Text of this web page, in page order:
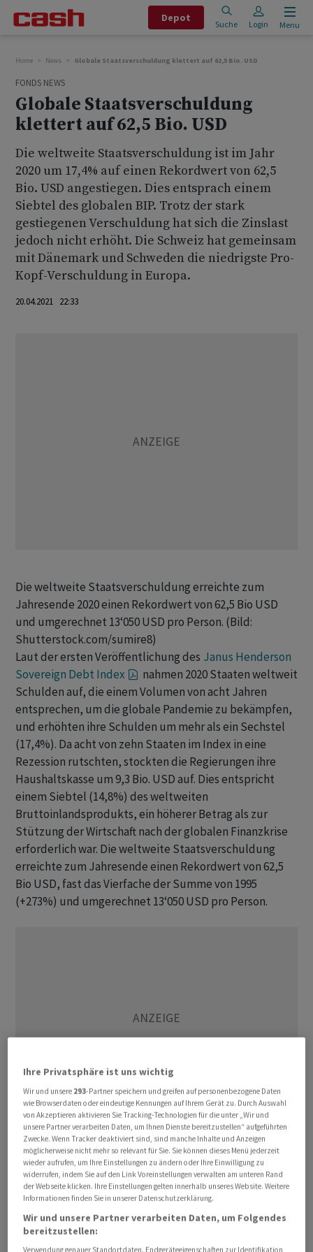
Depot
Suche Login Menu
Home News Globale Staatsverschuldung klettert auf 62,5 Bio. USD
FONDS NEWS
Globale Staatsverschuldung
klettert auf 62,5 Bio. USD
Die weltweite Staatsverschuldung ist im Jahr
2020 um 17,4% auf einen Rekordwert von 62,5
Bio. USD angestiegen. Dies entsprach einem
Siebtel des globalen BIP. Trotz der stark
gestiegenen Verschuldung hat sich die Zinslast
jedoch nicht erhöht. Die Schweiz hat gemeinsam
mit Dänemark und Schweden die niedrigste Pro-
Kopf-Verschuldung in Europa.
20.04.2021 22:33
Die weltweite Staatsverschuldung erreichte zum
Jahresende 2020 einen Rekordwert von 62,5 Bio USD
und umgerechnet 13‘050 USD pro Person. (Bild:
Shutterstock.com/sumire8)
Laut der ersten Veröffentlichung des Janus Henderson
Sovereign Debt Index
nahmen 2020 Staaten weltweit
Schulden auf, die einem Volumen von acht Jahren
entsprechen, um die globale Pandemie zu bekämpfen,
und erhöhten ihre Schulden um mehr als ein Sechstel
(17,4%). Da acht von zehn Staaten im Index in eine
Rezession rutschten, stockten die Regierungen ihre
Haushaltskasse um 9,3 Bio. USD auf. Dies entspricht
einem Siebtel (14,8%) des weltweiten
Bruttoinlandsprodukts, ein höherer Betrag als zur
Stützung der Wirtschaft nach der globalen Finanzkrise
erforderlich war. Die weltweite Staatsverschuldung
erreichte zum Jahresende einen Rekordwert von 62,5
Bio USD, fast das Vierfache der Summe von 1995
(+273%) und umgerechnet 13‘050 USD pro Person.
Globale Staatsverschuldung und Verzinsung
Quelle: Janus Henderson
Quelle: Janus Henderson
Ihre Privatsphäre ist uns wichtig
Wir und unsere 293-Partner speichern und greifen auf personenbezogene Daten
wie Browserdaten oder eindeutige Kennungen auf Ihrem Gerät zu. Durch Auswahl
von Akzeptieren aktivieren Sie Tracking-Technologien für die unter „Wir und
unsere Partner verarbeiten Daten, um Ihnen Dienste bereitzustellen“ aufgeführten
Zwecke. Wenn Tracker deaktiviert sind, sind manche Inhalte und Anzeigen
möglicherweise nicht mehr so relevant für Sie. Sie können dieses Menü jederzeit
wieder aufrufen, um Ihre Einstellungen zu ändern oder Ihre Einwilligung zu
widerrufen, indem Sie auf den Link Voreinstellungen verwalten am unteren Rand
der Webseite klicken. Ihre Einstellungen gelten innerhalb unseres Website. Weitere
Informationen finden Sie in unserer Datenschutzerklärung.
Wir und unsere Partner verarbeiten Daten, um Folgendes
bereitzustellen:
Verwendung genauer Standortdaten. Endgeräteeigenschaften zur Identifikation